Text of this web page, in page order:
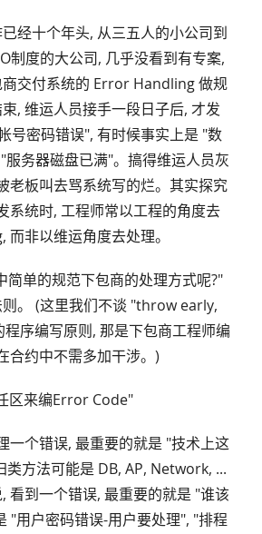
经十个年头, 从三五人的小公司到
制度的大公司, 几乎没看到有专案,
交付系统的 Error Handling 做规
, 维运人员接手一段日子后, 才发
号密码错误", 有时候事实上是 "数
服务器磁盘已满"。搞得维运人员灰
老板叫去骂系统写的烂。其实探究
系统时, 工程师常以工程的角度去
非以维运角度去处理。
简单的规范下包商的处理方式呢?"
。 (这里我们不谈 "throw early,
序编写原则, 那是下包商工程师编
合约中不需多加干涉。)
区来编Error Code"
一个错误, 最重要的就是 "技术上这
类方法可能是 DB, AP, Network, ...
看到一个错误, 最重要的就是 "谁该
"用户密码错误-用户要处理", "排程